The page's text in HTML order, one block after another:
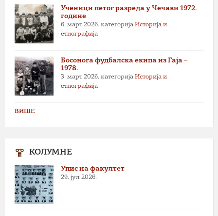
Ученици петог разреда у Чечави 1972.
године
6. март 2026. категорија Историја и
етнографија
Босонога фудбалска екипа из Гаја –
1978.
3. март 2026. категорија Историја и
етнографија
ВИШЕ
КОЛУМНЕ
Упис на факултет
29. јул 2026.